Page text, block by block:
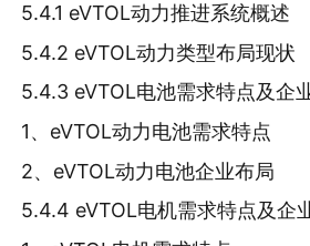
5.4.1 eVTOL动力推进系统概述
5.4.2 eVTOL动力类型布局现状
5.4.3 eVTOL电池需求特点及企
1、eVTOL动力电池需求特点
2、eVTOL动力电池企业布局
5.4.4 eVTOL电机需求特点及企